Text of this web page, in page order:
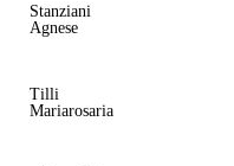
Stanziani
Agnese
Tilli
Mariarosaria